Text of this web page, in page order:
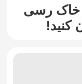
خاک رسی
کنید!